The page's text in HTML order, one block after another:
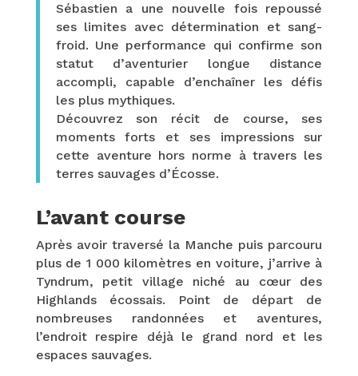
Sébastien a une nouvelle fois repoussé
ses limites avec détermination et sang-
froid. Une performance qui confirme son
statut d’aventurier longue distance
accompli, capable d’enchaîner les défis
les plus mythiques.
Découvrez son récit de course, ses
moments forts et ses impressions sur
cette aventure hors norme à travers les
terres sauvages d’Écosse.
L’avant course
Après avoir traversé la Manche puis parcouru
plus de 1 000 kilomètres en voiture, j’arrive à
Tyndrum, petit village niché au cœur des
Highlands écossais. Point de départ de
nombreuses randonnées et aventures,
l’endroit respire déjà le grand nord et les
espaces sauvages.